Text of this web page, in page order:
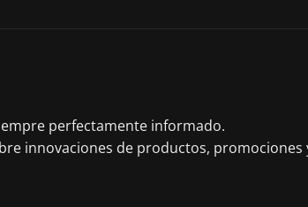
perfectamente informado.
innovaciones de productos, promociones